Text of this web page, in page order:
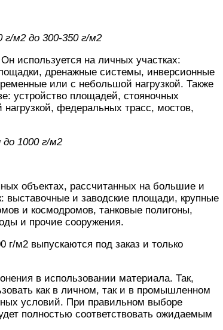
м2 до 300-350 г/м2
используется на личных участках:
дренажные системы, инверсионные
или с небольшой нагрузкой. Также
устройство площадей, стояночных
федеральных трасс, мостов,
1000 г/м2
объектах, рассчитанных на большие и
выставочные и заводские площади, крупные
и космодромов, танковые полигоны,
и прочие сооружения.
г/м2 выпускаются под заказ и только
в использовании материала. Так,
как в личном, так и в промышленном
условий. При правильном выборе
полностью соответствовать ожидаемым